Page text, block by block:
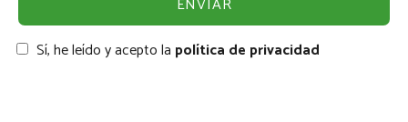
Sí, he leído y acepto la política de privacidad